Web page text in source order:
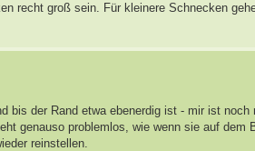
recht groß sein. Für kleinere Schnecken
bis der Rand etwa ebenerdig ist - mir ist
genauso problemlos, wie wenn sie auf dem
reinstellen.